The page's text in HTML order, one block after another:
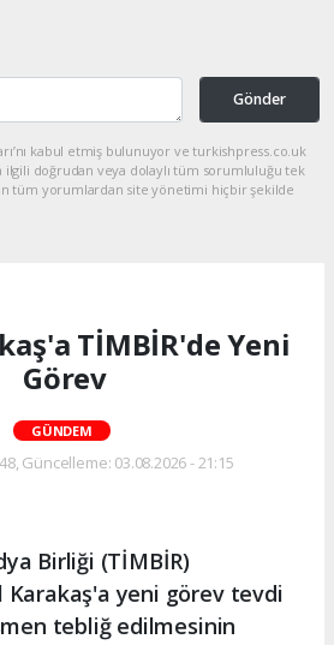
Gönder
kabul etmiş bulunuyor ve turkishpress.co.uk
ilgili doğrudan veya dolaylı tüm sorumluluğu tek
tüm yorumlardan site yönetimi hiçbir şekilde
TİMBİR'de Yeni
Görev
GÜNDEM
Güncelleme: 03.08.2026 - 21:15
Birliği (TİMBİR)
Karakaş'a yeni görev tevdi
tebliğ edilmesinin